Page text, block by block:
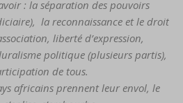
: la séparation des pouvoirs
aire), la reconnaissance et le droit
iation, liberté d’expression,
politique (plusieurs partis),
de tous.
africains prennent leur envol, le